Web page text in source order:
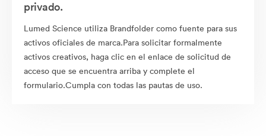
privado.
Lumed Science utiliza Brandfolder como fuente para sus
activos oficiales de marca.Para solicitar formalmente
activos creativos, haga clic en el enlace de solicitud de
acceso que se encuentra arriba y complete el
formulario.Cumpla con todas las pautas de uso.